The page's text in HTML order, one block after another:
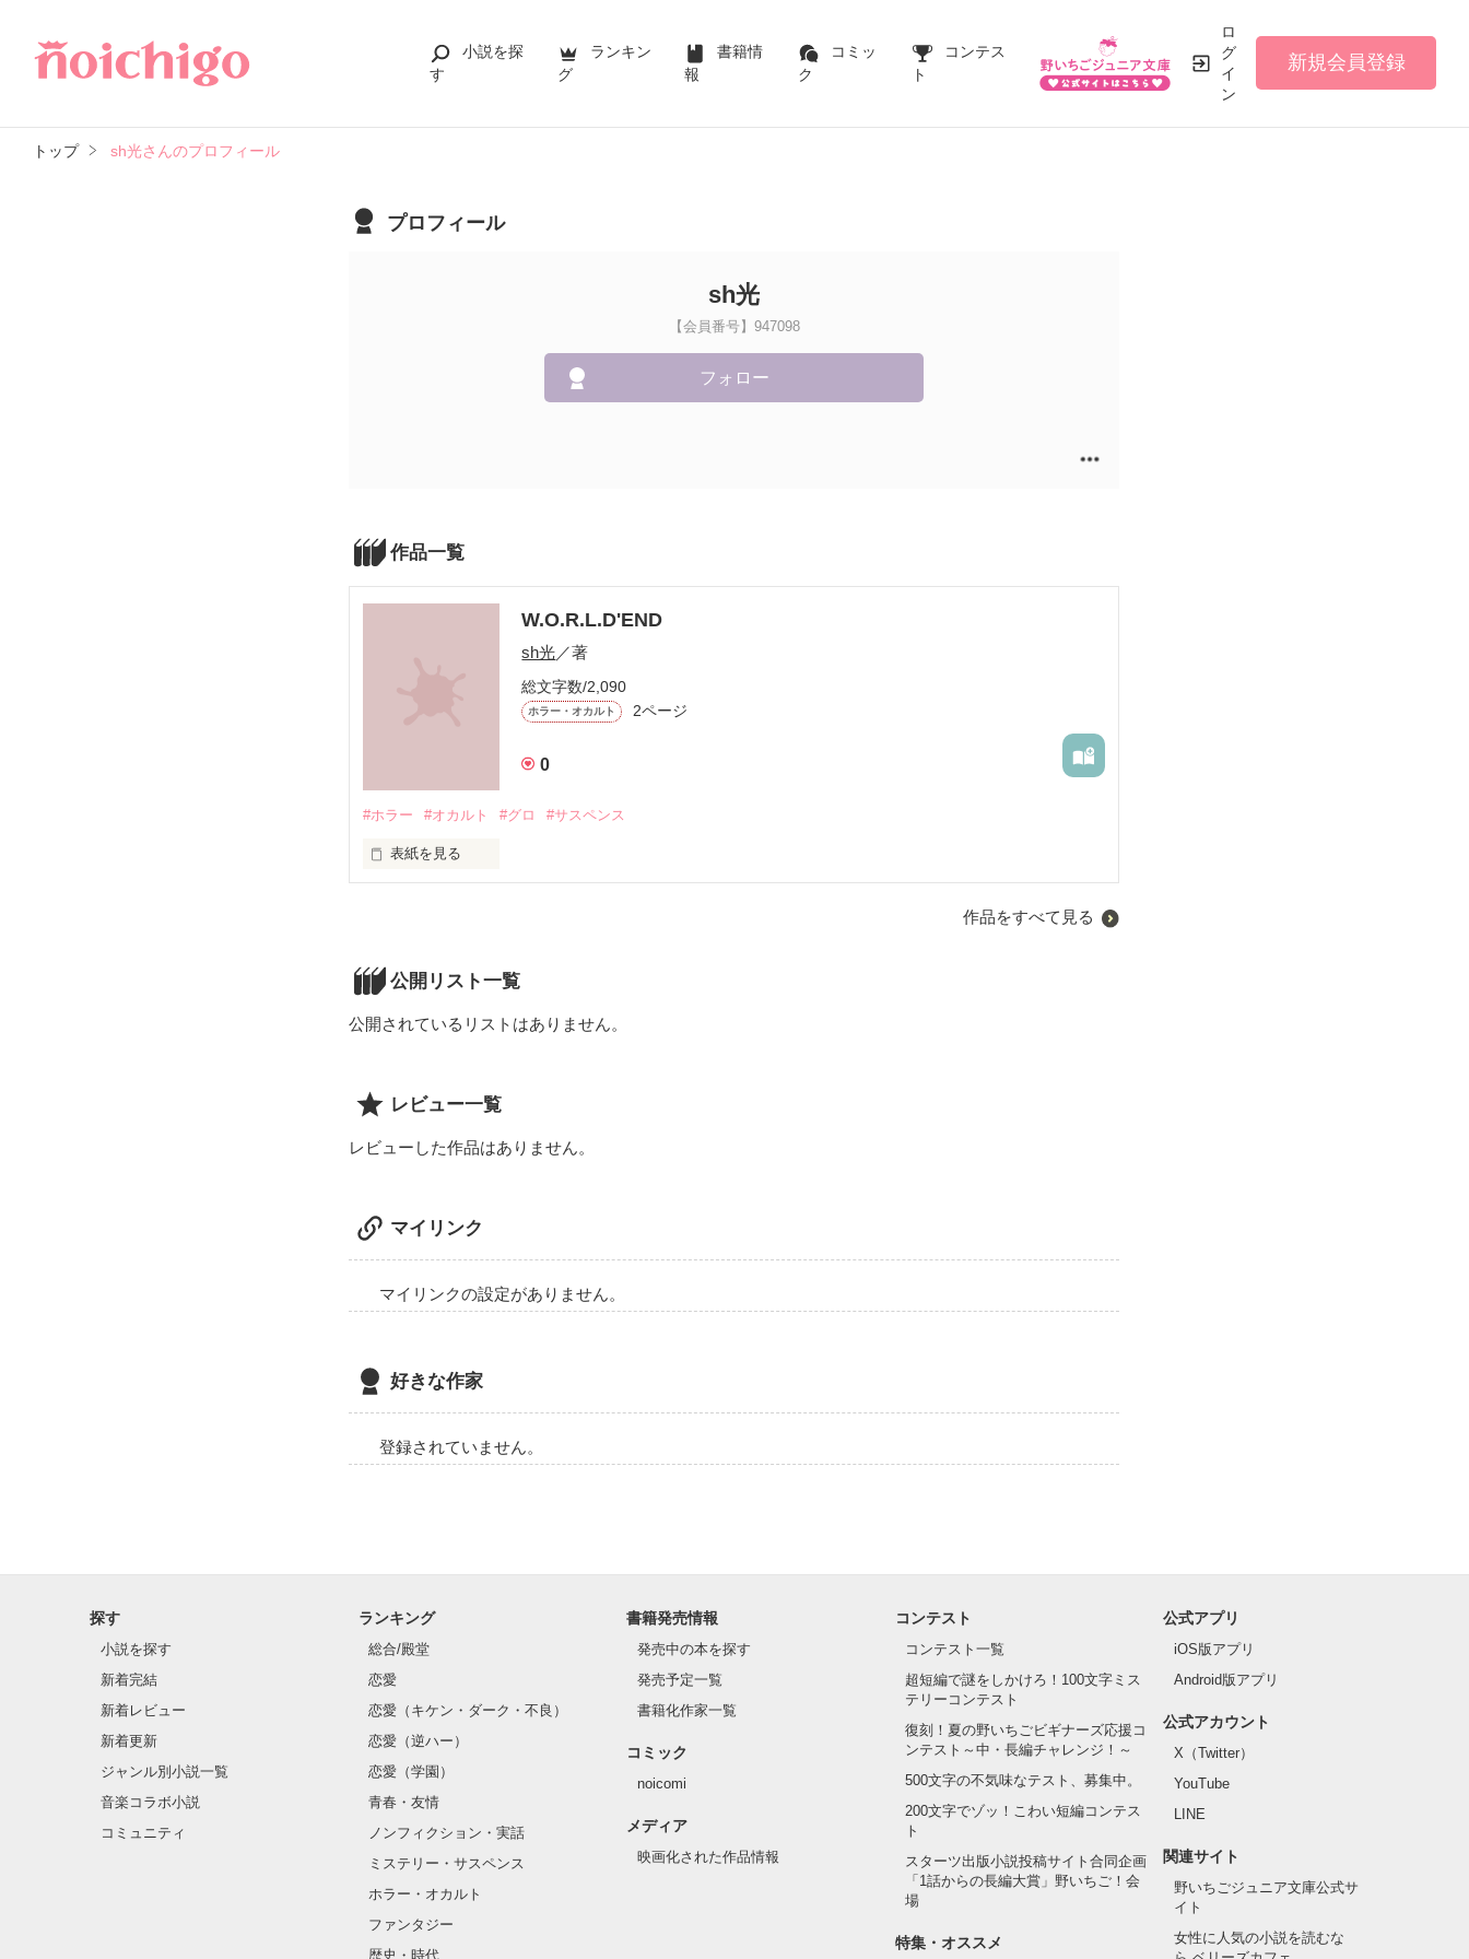
小説を探
す
ランキン
グ
書籍情
報
コミッ
ク
コンテス
ト
ロ
グ
イ
ン
新規会員登録
トップ sh光さんのプロフィール
プロフィール
sh光
【会員番号】947098
フォロー
作品一覧
W.O.R.L.D'END
sh光／著
総文字数/2,090
ホラー・オカルト 2ページ
0
#ホラー #オカルト #グロ #サスペンス
表紙を見る
作品をすべて見る
公開リスト一覧
公開されているリストはありません。
レビュー一覧
レビューした作品はありません。
マイリンク
マイリンクの設定がありません。
好きな作家
登録されていません。
探す
小説を探す
新着完結
新着レビュー
新着更新
ジャンル別小説一覧
音楽コラボ小説
コミュニティ
ランキング
総合/殿堂
恋愛
恋愛（キケン・ダーク・不良）
恋愛（逆ハー）
恋愛（学園）
青春・友情
ノンフィクション・実話
ミステリー・サスペンス
ホラー・オカルト
ファンタジー
歴史・時代
書籍発売情報
発売中の本を探す
発売予定一覧
書籍化作家一覧
コミック
noicomi
メディア
映画化された作品情報
コンテスト
コンテスト一覧
超短編で謎をしかけろ！100文字ミス
テリーコンテスト
復刻！夏の野いちごビギナーズ応援コ
ンテスト～中・長編チャレンジ！～
500文字の不気味なテスト、募集中。
200文字でゾッ！こわい短編コンテス
ト
スターツ出版小説投稿サイト合同企画
「1話からの長編大賞」野いちご！会
場
特集・オススメ
公式アプリ
iOS版アプリ
Android版アプリ
公式アカウント
X（Twitter）
YouTube
LINE
関連サイト
野いちごジュニア文庫公式サ
イト
女性に人気の小説を読むな